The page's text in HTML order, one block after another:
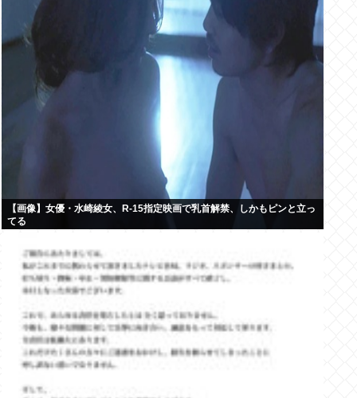
【画像】女優・水崎綾女、R-15指定映画で乳首解禁、しかもピンと立っ
てる